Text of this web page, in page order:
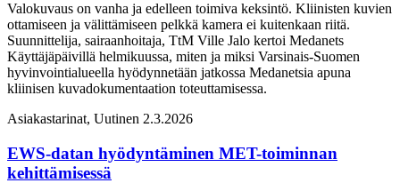
Valokuvaus on vanha ja edelleen toimiva keksintö. Kliinisten kuvien
ottamiseen ja välittämiseen pelkkä kamera ei kuitenkaan riitä.
Suunnittelija, sairaanhoitaja, TtM Ville Jalo kertoi Medanets
Käyttäjäpäivillä helmikuussa, miten ja miksi Varsinais-Suomen
hyvinvointialueella hyödynnetään jatkossa Medanetsia apuna
kliinisen kuvadokumentaation toteuttamisessa.
Asiakastarinat, Uutinen 2.3.2026
EWS-datan hyödyntäminen MET-toiminnan
kehittämisessä